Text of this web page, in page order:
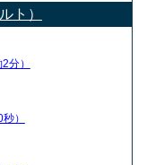
ト）
2分）
）